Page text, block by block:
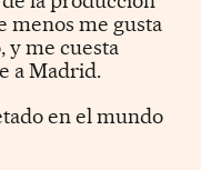
menos me gusta
y me cuesta
a Madrid.
en el mundo